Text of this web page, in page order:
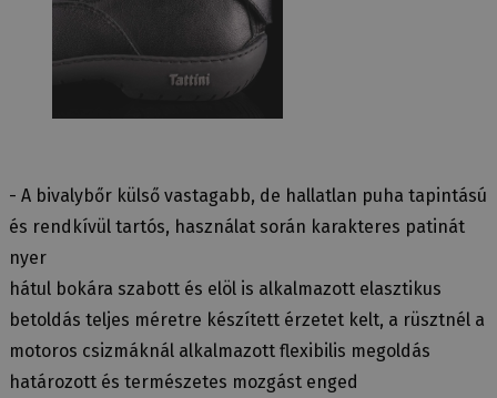
- A bivalybőr külső vastagabb, de hallatlan puha tapintású
és rendkívül tartós, használat során karakteres patinát
nyer
hátul bokára szabott és elöl is alkalmazott elasztikus
betoldás teljes méretre készített érzetet kelt, a rüsztnél a
motoros csizmáknál alkalmazott flexibilis megoldás
határozott és természetes mozgást enged